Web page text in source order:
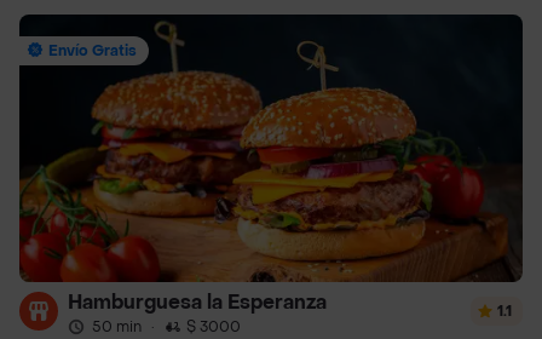
Envío Gratis
Hamburguesa la Esperanza
50 min · $ 3000
1.1